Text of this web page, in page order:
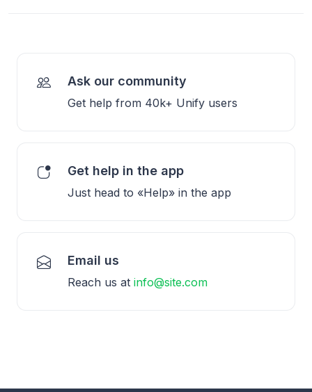
Ask our community
Get help from 40k+ Unify users
Get help in the app
Just head to «Help» in the app
Email us
Reach us at info@site.com